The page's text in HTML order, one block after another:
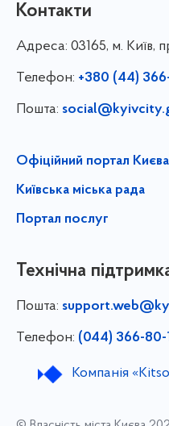
Контакти
Адреса: 03165, м. Київ,
Телефон: +380 (44)
Пошта:
Офіційний портал Києва
Київська міська рада
Портал послуг
Технічна
Пошта:
Телефон: (044) 366-80-
Компанія